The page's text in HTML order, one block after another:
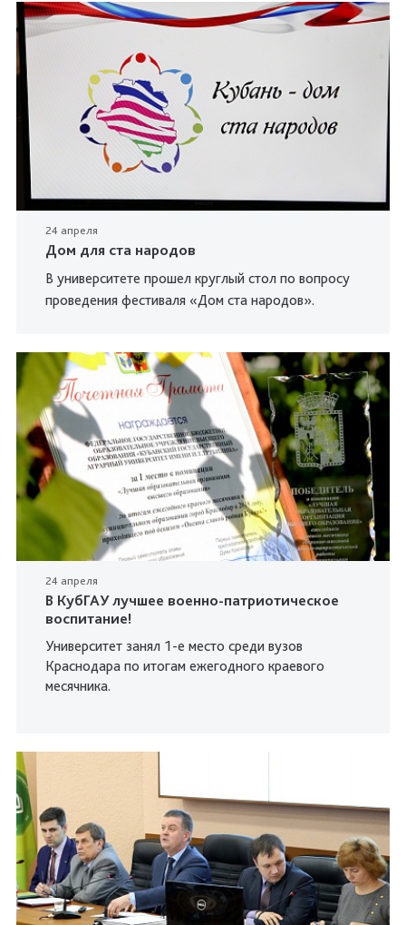
24 апреля
Дом для ста народов
В университете прошел круглый стол по вопросу
проведения фестиваля «Дом ста народов».
24 апреля
В КубГАУ лучшее военно-патриотическое
воспитание!
Университет занял 1-е место среди вузов
Краснодара по итогам ежегодного краевого
месячника.